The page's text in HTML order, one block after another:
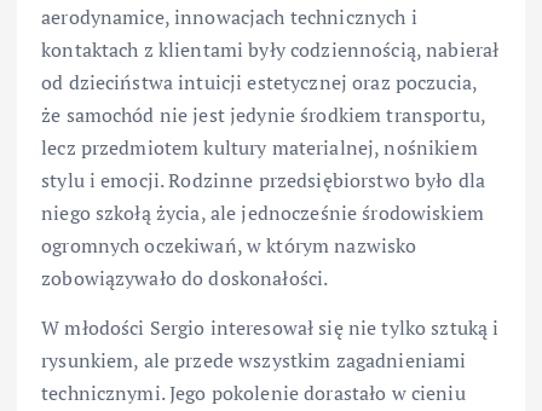
aerodynamice, innowacjach technicznych i
kontaktach z klientami były codziennością, nabierał
od dzieciństwa intuicji estetycznej oraz poczucia,
że samochód nie jest jedynie środkiem transportu,
lecz przedmiotem kultury materialnej, nośnikiem
stylu i emocji. Rodzinne przedsiębiorstwo było dla
niego szkołą życia, ale jednocześnie środowiskiem
ogromnych oczekiwań, w którym nazwisko
zobowiązywało do doskonałości.
W młodości Sergio interesował się nie tylko sztuką i
rysunkiem, ale przede wszystkim zagadnieniami
technicznymi. Jego pokolenie dorastało w cieniu